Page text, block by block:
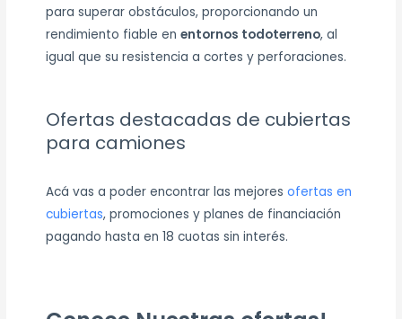
para superar obstáculos, proporcionando un
rendimiento fiable enentornos todoterreno, al
igual que su resistencia a cortes y perforaciones.
Ofertas destacadas de cubiertas
para camiones
Acá vas a poder encontrar las mejoresofertas en
cubiertas, promociones y planes de financiación
pagando hasta en 18 cuotas sin interés.